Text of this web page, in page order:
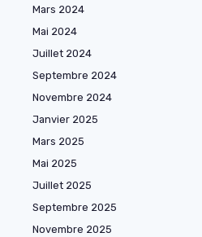
Mars 2024
Mai 2024
Juillet 2024
Septembre 2024
Novembre 2024
Janvier 2025
Mars 2025
Mai 2025
Juillet 2025
Septembre 2025
Novembre 2025